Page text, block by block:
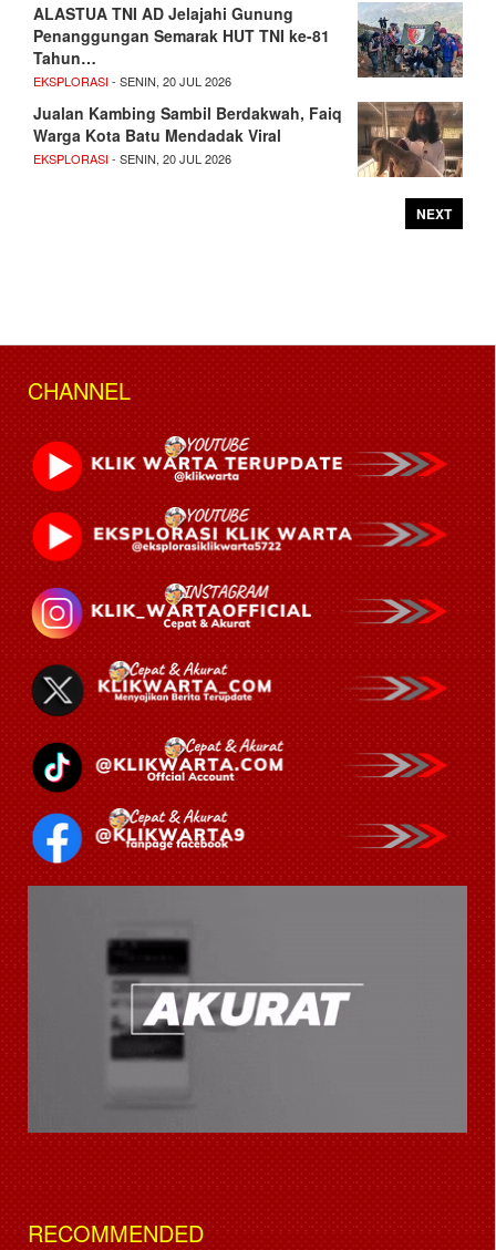
ALASTUA TNI AD Jelajahi Gunung
Penanggungan Semarak HUT TNI ke-81
Tahun…
EKSPLORASI- SENIN, 20 JUL 2026
Jualan Kambing Sambil Berdakwah, Faiq
Warga Kota Batu Mendadak Viral
EKSPLORASI- SENIN, 20 JUL 2026
NEXT
CHANNEL
RECOMMENDED